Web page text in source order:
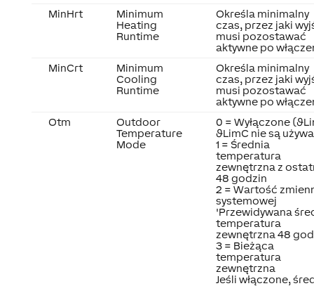
MinHrt
Minimum
Heating
Runtime
Określa minimalny
czas, przez jaki
musi pozostawać
aktywne po
MinCrt
Minimum
Cooling
Runtime
Określa minimalny
czas, przez jaki
musi pozostawać
aktywne po
Otm
Outdoor
Temperature
Mode
0 = Wyłączone
ϑLimC nie są
1 = Średnia
temperatura
zewnętrzna z
48 godzin
2 = Wartość
systemowej
'Przewidywana
temperatura
zewnętrzna 48
3 = Bieżąca
temperatura
zewnętrzna
Jeśli włączone,